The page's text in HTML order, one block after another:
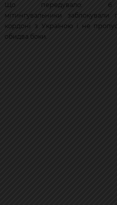
Що передувало: 6
мітингувальники
кордоні з Україною і не
обидва боки.